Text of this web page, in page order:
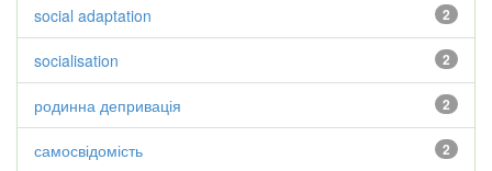
2
social adaptation
2
socialisation
2
родинна депривація
2
самосвідомість